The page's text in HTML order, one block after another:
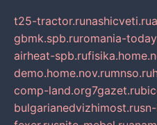
t25-tractor.runashicveti.ru
gbmk.spb.ruromania-
airheat-spb.ru
demo.home.nov.rumnso.ru
comp-land.org7gazet.ru
bulgarianedvizhimost.ru